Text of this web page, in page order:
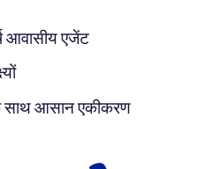
आवासीय एजेंट
साथ आसान एकीकरण